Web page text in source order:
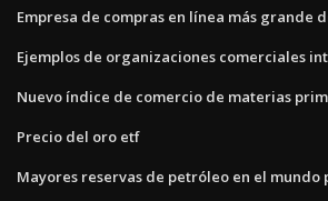
Empresa de compras en línea más grande
Ejemplos de organizaciones comerciales
Nuevo índice de comercio de materias
Precio del oro etf
Mayores reservas de petróleo en el mundo